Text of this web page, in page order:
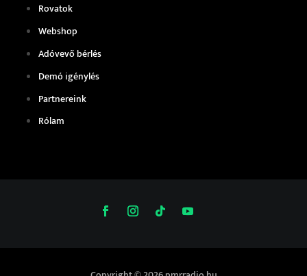
Rovatok
Webshop
Adóvevő bérlés
Demó igénylés
Partnereink
Rólam